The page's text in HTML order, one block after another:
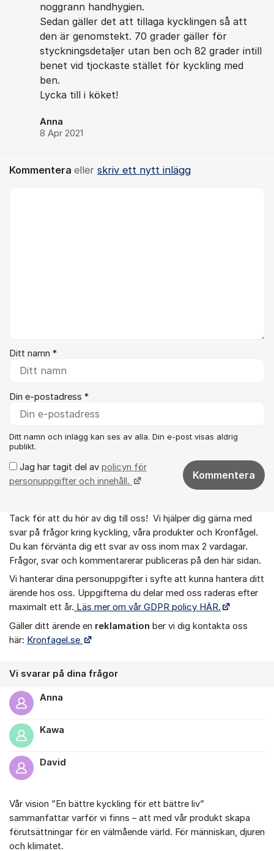
noggrann handhygien.
Sedan gäller det att tillaga kycklingen så att
den är genomstekt. 70 grader gäller för
styckningsdetaljer utan ben och 82 grader intill
benet vid tjockaste stället för kyckling med
ben.
Lycka till i köket!
Anna
8 Apr 2021
Kommentera eller skriv ett nytt inlägg
Ditt namn *
Din e-postadress *
Ditt namn och inlägg kan ses av alla. Din e-post visas aldrig
publikt.
Jag har tagit del av policyn för
personuppgifter och innehåll.
Kommentera
Om forumet
Tack för att du hör av dig till oss! Vi hjälper dig gärna med
svar på frågor kring kyckling, våra produkter och Kronfågel.
Du kan förvänta dig ett svar av oss inom max 2 vardagar.
Frågor, svar och kommentarerar publiceras på den här sidan.
Vi hanterar dina personuppgifter i syfte att kunna hantera ditt
ärende hos oss. Uppgifterna du delar med oss raderas efter
maximalt ett år. Läs mer om vår GDPR policy HÄR.
Gäller ditt ärende en reklamation ber vi dig kontakta oss
här: Kronfagel.se
Vi svarar på dina frågor
Anna
Kawa
David
Vår vision ”En bättre kyckling för ett bättre liv”
sammanfattar varför vi finns – att med vår produkt skapa
förutsättningar för en välmående värld. För människan, djuren
och klimatet.